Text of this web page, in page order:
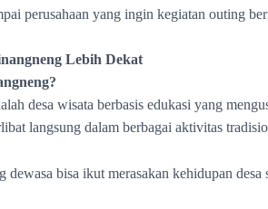
perusahaan yang ingin kegiatan outing
Lebih Dekat
desa wisata berbasis edukasi yang
langsung dalam berbagai aktivitas
bisa ikut merasakan kehidupan desa